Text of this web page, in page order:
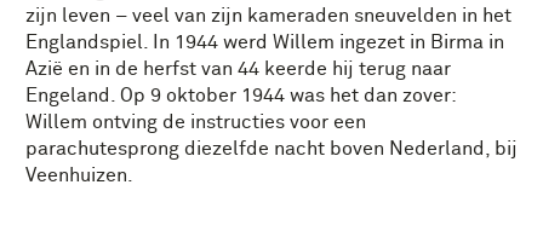
zijn leven – veel van zijn kameraden sneuvelden in het
Englandspiel. In 1944 werd Willem ingezet in Birma in
Azië en in de herfst van 44 keerde hij terug naar
Engeland. Op 9 oktober 1944 was het dan zover:
Willem ontving de instructies voor een
parachutesprong diezelfde nacht boven Nederland, bij
Veenhuizen.